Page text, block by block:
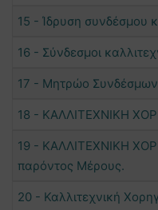
15 - Ίδρυση συνδέσμου
16 - Σύνδεσμοι
17 - Μητρώο Συνδέσμων
18 - ΚΑΛΛΙΤΕΧΝΙΚΗ
19 - ΚΑΛΛΙΤΕΧΝΙΚΗ
παρόντος Μέρους.
20 - Καλλιτεχνική